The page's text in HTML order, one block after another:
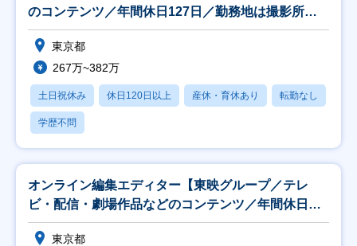
のコンテンツ／年間休日127日／勤務地は撮影所
内】
東京都
267万~382万
土日祝休み 休日120日以上 産休・育休あり 転勤なし
学歴不問
オンライン編集エディター【東映グループ／テレ
ビ・配信・劇場作品などのコンテンツ／年間休日
127日】
東京都